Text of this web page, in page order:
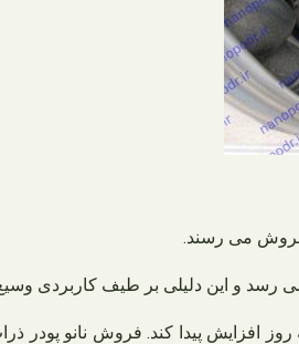
فروش می رسند.
می رسد و این دلیلی بر طیف کاربردی
افزایش پیدا کند. فروش نانو پودر